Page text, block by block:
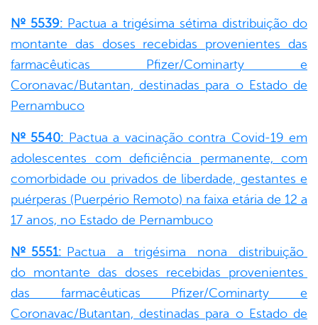
Nº 5539: Pactua a trigésima sétima distribuição do
montante das doses recebidas provenientes das
farmacêuticas Pfizer/Cominarty e
Coronavac/Butantan, destinadas para o Estado de
Pernambuco
Nº 5540: Pactua a vacinação contra Covid-19 em
adolescentes com deficiência permanente, com
comorbidade ou privados de liberdade, gestantes e
puérperas (Puerpério Remoto) na faixa etária de 12 a
17 anos, no Estado de Pernambuco
Nº 5551: Pactua a trigésima nona distribuição
do montante das doses recebidas provenientes
das farmacêuticas Pfizer/Cominarty e
Coronavac/Butantan, destinadas para o Estado de